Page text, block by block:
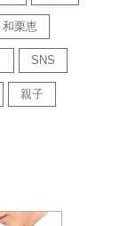
和栗恵
SNS
親子